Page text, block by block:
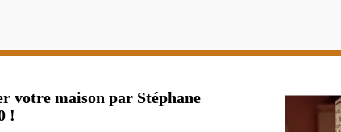
votre maison par Stéphane
!